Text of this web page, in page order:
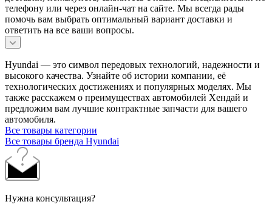
телефону или через онлайн-чат на сайте. Мы всегда рады
помочь вам выбрать оптимальный вариант доставки и
ответить на все ваши вопросы.
Hyundai — это символ передовых технологий, надежности и
высокого качества. Узнайте об истории компании, её
технологических достижениях и популярных моделях. Мы
также расскажем о преимуществах автомобилей Хендай и
предложим вам лучшие контрактные запчасти для вашего
автомобиля.
Все товары категории
Все товары бренда Hyundai
Нужна консультация?